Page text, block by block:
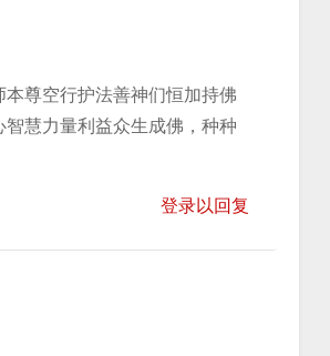
尊空行护法善神们恒加持佛
慧力量利益众生成佛，种种
登录以回复